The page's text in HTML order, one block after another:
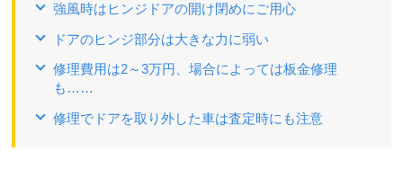
強風時はヒンジドアの開け閉めにご用心
ドアのヒンジ部分は大きな力に弱い
修理費用は2～3万円、場合によっては板金修理
も……
修理でドアを取り外した車は査定時にも注意